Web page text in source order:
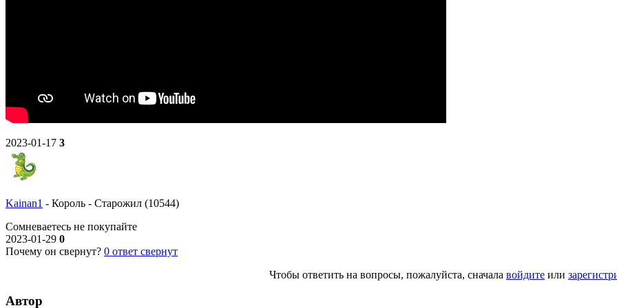
2023-01-17 3
Kainan1 - Король - Старожил (10544)
Сомневаетесь не покупайте
2023-01-29 0
Почему он свернут? 0 ответ свернут
Чтобы ответить на вопросы, пожалуйста, сначала войдите или
Автор